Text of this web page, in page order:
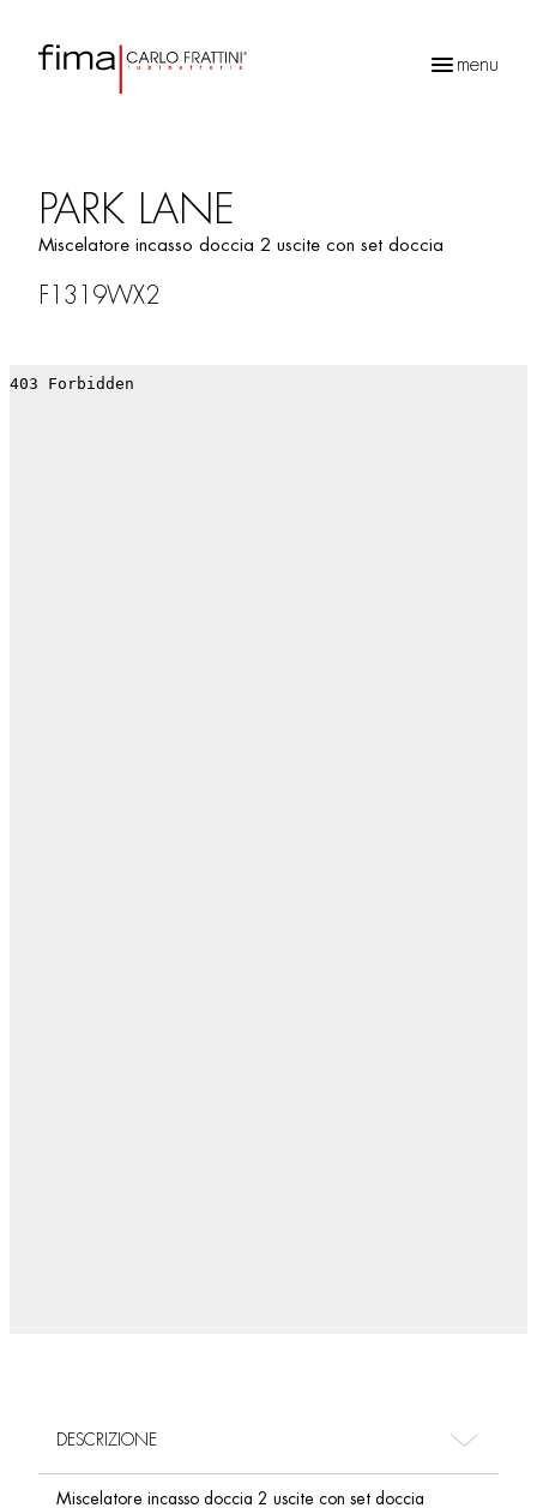
menu
PARK LANE
Miscelatore incasso doccia 2 uscite con set doccia
F1319WX2
DESCRIZIONE
Miscelatore incasso doccia 2 uscite con set doccia